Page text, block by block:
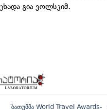
გია ვოლსკიმ.
ბათუმმა World Travel Awards-